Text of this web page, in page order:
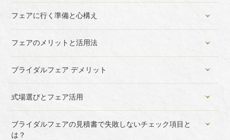
フェアに行く準備と心構え
フェアのメリットと活用法
ブライダルフェア デメリット
式場選びとフェア活用
ブライダルフェアの見積書で失敗しないチェック項目と
は？